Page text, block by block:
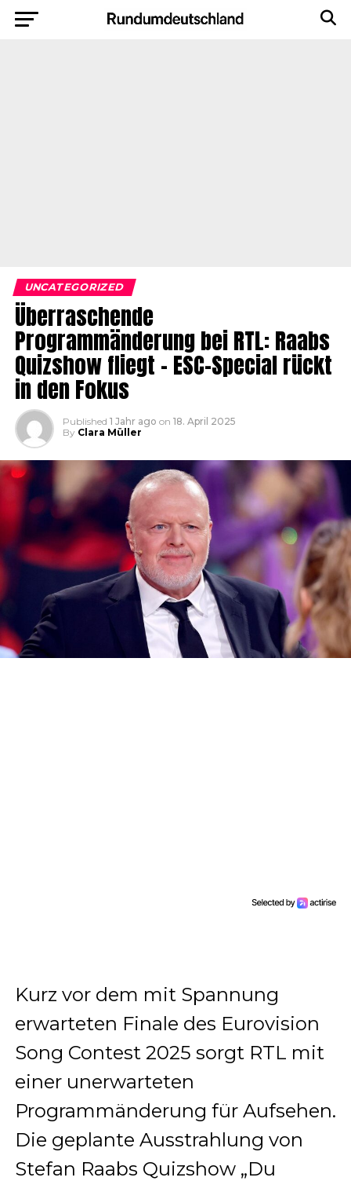
UNCATEGORIZED
Überraschende
Programmänderung bei RTL: Raabs
Quizshow fliegt – ESC-Special rückt
in den Fokus
Published 1 Jahr ago on 18. April 2025
By Clara Müller
Kurz vor dem mit Spannung
erwarteten Finale des Eurovision
Song Contest 2025 sorgt RTL mit
einer unerwarteten
Programmänderung für Aufsehen.
Die geplante Ausstrahlung von
Stefan Raabs Quizshow „Du